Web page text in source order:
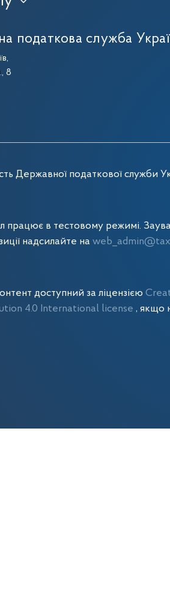
›
податкова служба
8
Державної податкової служби
працює в тестовому режимі.
надсилайте на
доступний за ліцензією
4.0 International license , якщо